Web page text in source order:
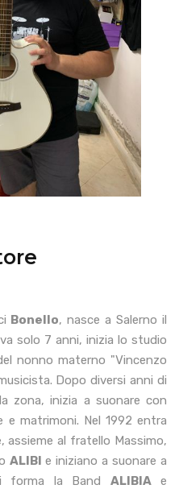
Bonello, nasce a Salerno il
solo 7 anni, inizia lo studio
nonno materno "Vincenzo
Dopo diversi anni di
zona, inizia a suonare con
e matrimoni. Nel 1992 entra
assieme al fratello Massimo,
ALIBI e iniziano a suonare a
forma la Band ALIBIAe